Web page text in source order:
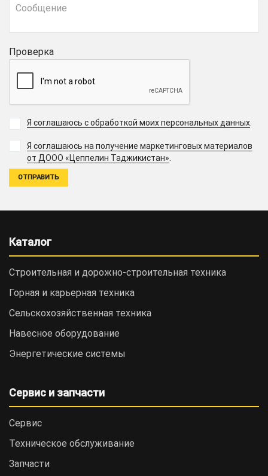
Проверка
Я соглашаюсь с обработкой моих персональных данных
Я соглашаюсь на получение маркетинговых материалов
от ДООО «Цеппелин Таджикистан».
Каталог
Строительная и дорожно-cтроительная техника
Горная и карьерная техника
Сельскохозяйственная техника
Навесное оборудование
Энергетические системы
Сервис и запчасти
Сервис
Техническое обслуживание
Запчасти